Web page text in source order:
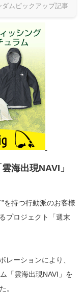
ダムピックアップ記事
海出現NAVI」
を持つ行動派のお客様
プロジェクト「週末
レーションにより、
「雲海出現NAVI」を
。